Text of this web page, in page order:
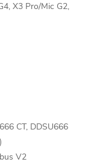
X3 Pro/Mic G2,
CT, DDSU666
V2